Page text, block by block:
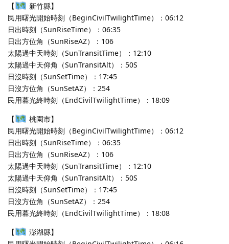
【
新竹縣】
民用曙光開始時刻（BeginCivilTwilightTime）：06:12
日出時刻（SunRiseTime）：06:35
日出方位角（SunRiseAZ）：106
太陽過中天時刻（SunTransitTime）：12:10
太陽過中天仰角（SunTransitAlt）：50S
日沒時刻（SunSetTime）：17:45
日沒方位角（SunSetAZ）：254
民用暮光終時刻（EndCivilTwilightTime）：18:09
【
桃園市】
民用曙光開始時刻（BeginCivilTwilightTime）：06:12
日出時刻（SunRiseTime）：06:35
日出方位角（SunRiseAZ）：106
太陽過中天時刻（SunTransitTime）：12:10
太陽過中天仰角（SunTransitAlt）：50S
日沒時刻（SunSetTime）：17:45
日沒方位角（SunSetAZ）：254
民用暮光終時刻（EndCivilTwilightTime）：18:08
【
澎湖縣】